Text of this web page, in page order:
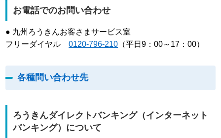
お電話でのお問い合わせ
● 九州ろうきんお客さまサービス室
フリーダイヤル0120-796-210 （平日9：00～17：00）
各種問い合わせ先
ろうきんダイレクトバンキング（インターネット
バンキング）について